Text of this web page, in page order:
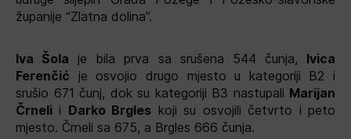
županije “Zlatna dolina”.
Iva Šola je bila prva sa srušena 544 čunja, Ivica
Ferenčić je osvojio drugo mjesto u kategoriji B2 i
srušio 671 čunj, dok su kategoriji B3 nastupali Marijan
Črneli i Darko Brgles koji su osvojili četvrto i peto
mjesto. Črneli sa 675, a Brgles 666 čunja.